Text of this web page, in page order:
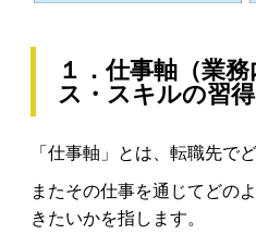
１．仕事軸（業
ス・スキルの習得
「仕事軸」とは、転職先で
またその仕事を通じてどの
きたいかを指します。